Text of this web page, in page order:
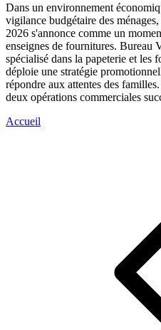
Dans un environnement
vigilance budgétaire des
2026 s'annonce comme un
enseignes de fournitures. Bureau
spécialisé dans la papeterie et les
déploie une stratégie
répondre aux attentes des
deux opérations commerciales
Accueil